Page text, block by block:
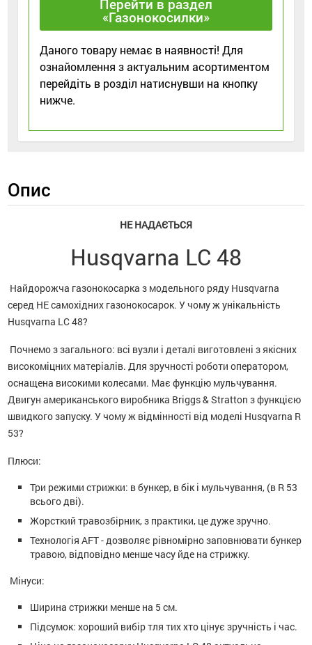
Перейти в раздел
«Газонокосилки»
Даного товару немає в наявності! Для
ознайомлення з актуальним асортиментом
перейдіть в розділ натиснувши на кнопку
нижче.
Опис
НЕ НАДАЄТЬСЯ
Husqvarna LC 48
Найдорожча газонокосарка з модельного ряду Husqvarna
серед НЕ самохідних газонокосарок. У чому ж унікальність
Husqvarna LC 48?
Почнемо з загального: всі вузли і деталі виготовлені з якісних
високоміцних матеріалів. Для зручності роботи оператором,
оснащена високими колесами. Має функцію мульчування.
Двигун американського виробника Briggs & Stratton з функцією
швидкого запуску. У чому ж відмінності від моделі Husqvarna R
53?
Плюси:
Три режими стрижки: в бункер, в бік і мульчування, (в R 53
всього дві).
Жорсткий травозбірник, з практики, це дуже зручно.
Технологія AFT - дозволяє рівномірно заповнювати бункер
травою, відповідно менше часу йде на стрижку.
Мінуси:
Ширина стрижки менше на 5 см.
Підсумок: хороший вибір тля тих хто цінує зручність і час.